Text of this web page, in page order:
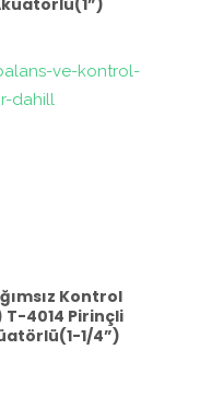
Kontrol
4014 Pirinçli
1/4”)